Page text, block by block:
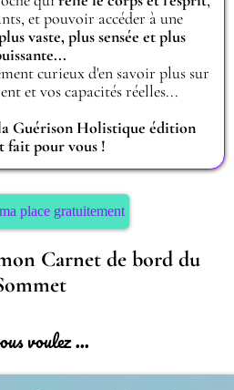
et pouvoir accéder à une
vaste, plus sensée et plus
curieux d'en savoir plus sur
et vos capacités réelles...
Guérison Holistique édition
fait pour vous !
place gratuitement
Carnet de bord du
voulez ...